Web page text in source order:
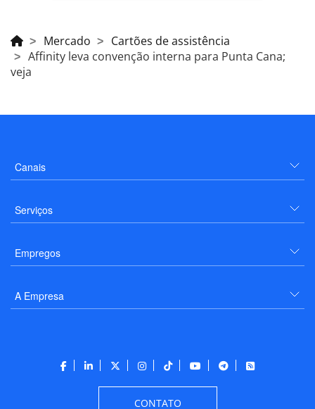
Mercado
Cartões de assistência
Affinity leva convenção interna para Punta Cana;
veja
Canais
Serviços
Empregos
A Empresa
CONTATO